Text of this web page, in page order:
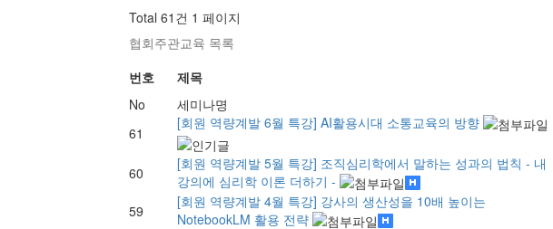
Total 61건 1 페이지
협회주관교육 목록
번호
제목
No
세미나명
61
[회원 역량계발 6월 특강] AI활용시대 소통교육의 방향
60
[회원 역량계발 5월 특강] 조직심리학에서 말하는 성과의 법칙 - 내
강의에 심리학 이론 더하기 -
59
[회원 역량계발 4월 특강] 강사의 생산성을 10배 높이는
NotebookLM 활용 전략